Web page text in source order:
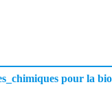
pour la